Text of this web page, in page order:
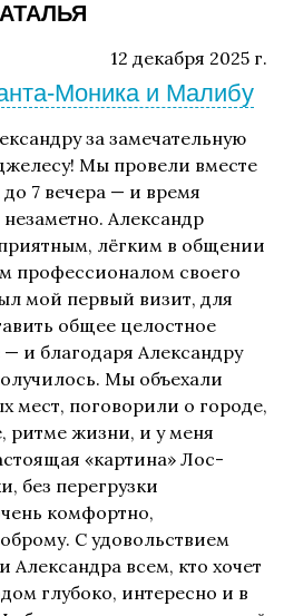
12 декабря 2025 г.
Моника и Малибу
за замечательную
Мы провели вместе
7 вечера — и время
Александр
лёгким в общении
профессионалом своего
мой первый визит, для
общее целостное
и благодаря Александру
Мы объехали
мест, поговорили о городе,
ритме жизни, и у меня
«картина» Лос-
без перегрузки
комфортно,
С удовольствием
Александра всем, кто хочет
глубоко, интересно и в